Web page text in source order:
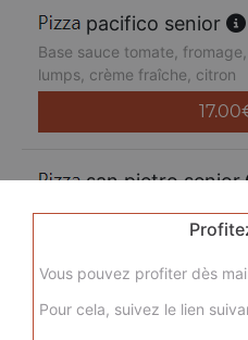
pacifico senior
Base sauce tomate,
lumps, crème fraîche, citron
17.00
san pietro senior
Base sauce tomate,
merguez, champignons
17.00
Vous pouvez profiter dès
Pour cela, suivez le lien